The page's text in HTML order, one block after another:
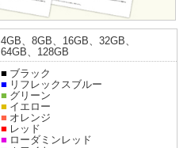
4GB、8GB、16GB、32GB、
64GB、128GB
■ ブラック
■ リフレックスブルー
■ グリーン
■ イエロー
■ オレンジ
■ レッド
■ ローダミンレッド